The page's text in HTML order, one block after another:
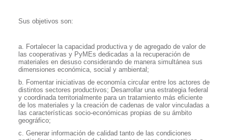
Sus objetivos son:
a. Fortalecer la capacidad productiva y de agregado de valor de
las cooperativas y PyMEs dedicadas a la recuperación de
materiales en desuso considerando de manera simultánea sus
dimensiones económica, social y ambiental;
b. Fomentar iniciativas de economía circular entre los actores de
distintos sectores productivos; Desarrollar una estrategia federal
y coordinada territorialmente para un tratamiento más eficiente
de los materiales y la creación de cadenas de valor vinculadas a
las características socio-económicas propias de su ámbito
geográfico;
c. Generar información de calidad tanto de las condiciones